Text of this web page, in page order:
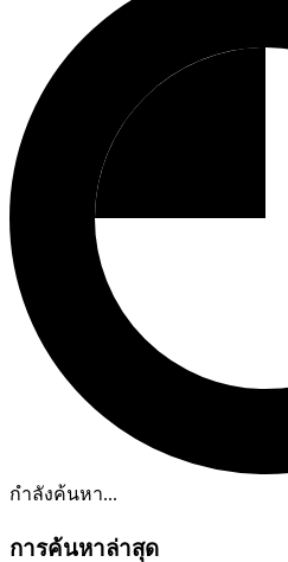
กำลังค้นหา...
การค้นหาล่าสุด